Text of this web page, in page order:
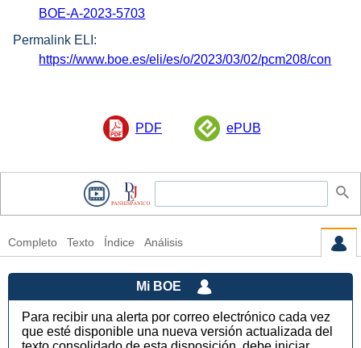
BOE-A-2023-5703
Permalink ELI:
https://www.boe.es/eli/es/o/2023/03/02/pcm208/con
PDF ePUB
Completo Texto Índice Análisis
Mi BOE
Para recibir una alerta por correo electrónico cada vez
que esté disponible una nueva versión actualizada del